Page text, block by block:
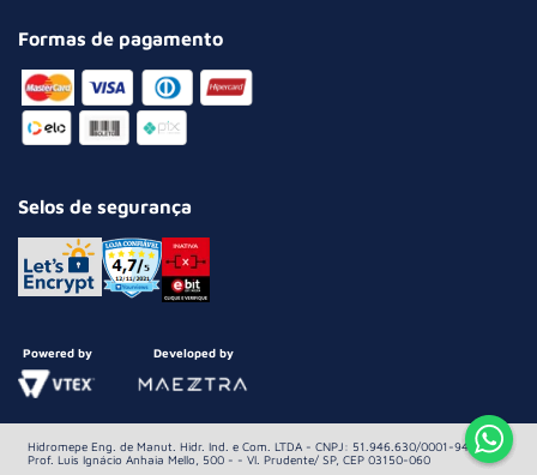
Formas de pagamento
Selos de segurança
Powered by Developed by
Hidromepe Eng. de Manut. Hidr. Ind. e Com. LTDA - CNPJ: 51.946.630/0001-94 Av.
Prof. Luis Ignácio Anhaia Mello, 500 - - Vl. Prudente/ SP, CEP 03150-060